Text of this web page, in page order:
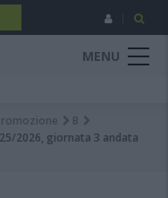
MENU
B
2026, giornata 3 andata